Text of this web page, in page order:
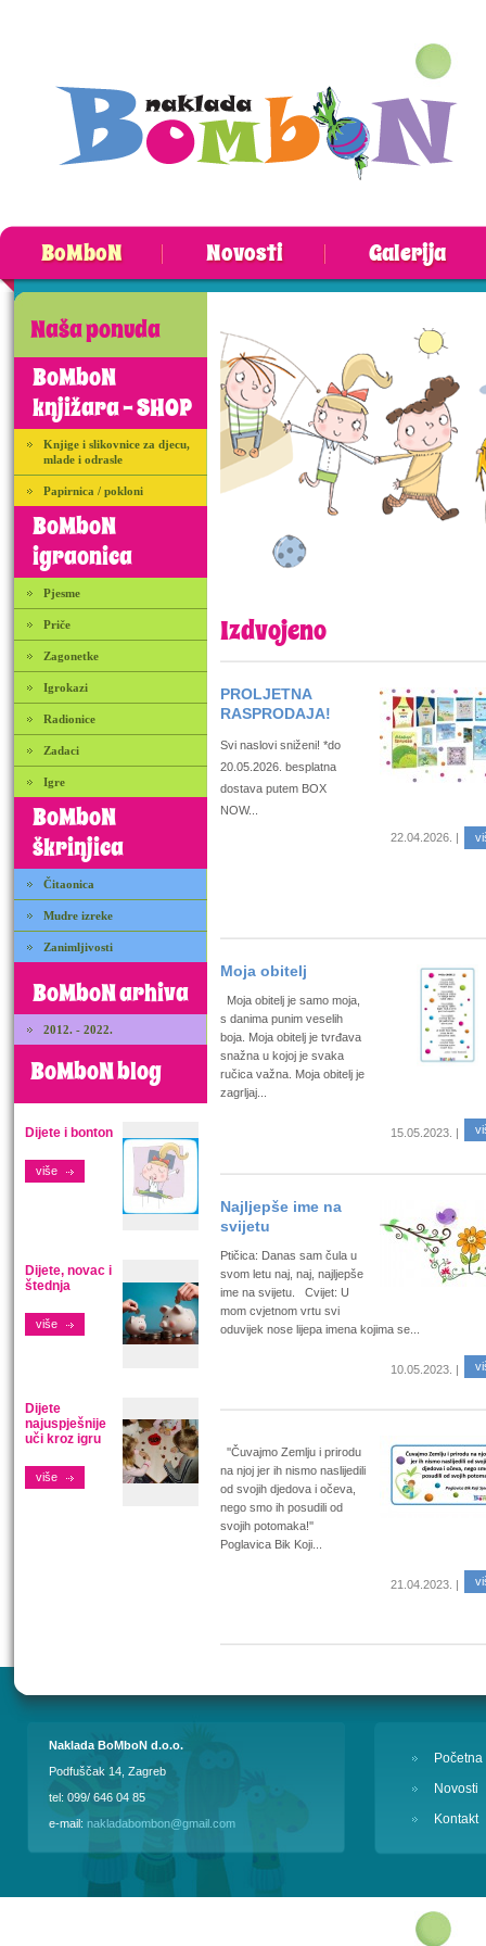
BoMboN Novosti Galerija
Naša ponuda
BoMboN
knjižara - SHOP
Knjige i slikovnice za djecu,
mlade i odrasle
Papirnica / pokloni
BoMboN
igraonica
Pjesme
Priče
Zagonetke
Igrokazi
Radionice
Zadaci
Igre
BoMboN
škrinjica
Čitaonica
Mudre izreke
Zanimljivosti
BoMboN arhiva
2012. - 2022.
BoMboN blog
Dijete i bonton
više
Dijete, novac i
štednja
više
Dijete
najuspješnije
uči kroz igru
više
Izdvojeno
PROLJETNA
RASPRODAJA!
Svi naslovi sniženi! *do
20.05.2026. besplatna
dostava putem BOX
NOW...
22.04.2026. |
Moja obitelj
Moja obitelj je samo moja,
s danima punim veselih
boja. Moja obitelj je tvrđava
snažna u kojoj je svaka
ručica važna. Moja obitelj je
zagrljaj...
15.05.2023. |
Najljepše ime na
svijetu
Ptičica: Danas sam čula u
svom letu naj, naj, najljepše
ime na svijetu. Cvijet: U
mom cvjetnom vrtu svi
oduvijek nose lijepa imena kojima se...
10.05.2023. |
''Čuvajmo Zemlju i prirodu
na njoj jer ih nismo naslijedili
od svojih djedova i očeva,
nego smo ih posudili od
svojih potomaka!''
Poglavica Bik Koji...
21.04.2023. |
Naklada BoMboN d.o.o.
Podfuščak 14, Zagreb
tel: 099/ 646 04 85
e-mail: nakladabombon@gmail.com
Početna
Novosti
Kontakt